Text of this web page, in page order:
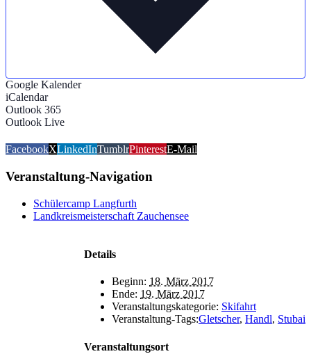
Google Kalender
iCalendar
Outlook 365
Outlook Live
FacebookXLinkedInTumblrPinterestE-Mail
Veranstaltung-Navigation
Schülercamp Langfurth
Landkreismeisterschaft Zauchensee
Details
Beginn: 18. März 2017
Ende: 19. März 2017
Veranstaltungskategorie: Skifahrt
Veranstaltung-Tags:Gletscher, Handl, Stubai
Veranstaltungsort